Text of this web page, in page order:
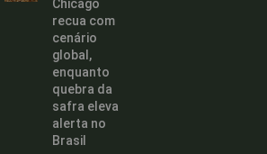
Chicago
recua com
cenário
global,
enquanto
quebra da
safra eleva
alerta no
Brasil